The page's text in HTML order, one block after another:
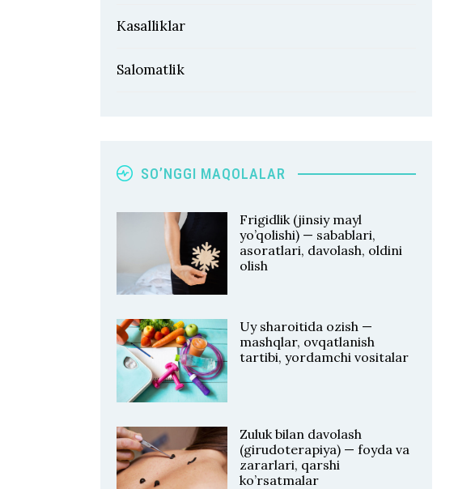
Kasalliklar
Salomatlik
SO’NGGI MAQOLALAR
Frigidlik (jinsiy mayl
yo’qolishi) — sabablari,
asoratlari, davolash, oldini
olish
Uy sharoitida ozish —
mashqlar, ovqatlanish
tartibi, yordamchi vositalar
Zuluk bilan davolash
(girudoterapiya) — foyda va
zararlari, qarshi
ko’rsatmalar